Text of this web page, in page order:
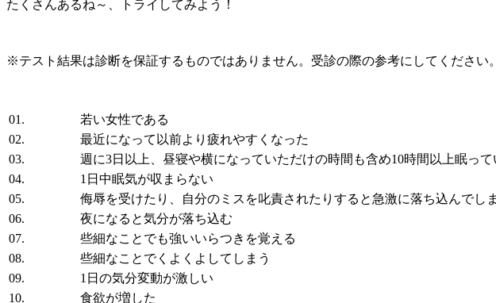
たくさんあるね～、トライしてみよう！
※テスト結果は診断を保証するものではありません。受診の際の参考にしてください。
01. 若い女性である
02.
最近になって以前より疲れやすくなった
03.
週に3日以上、昼寝や横になっていただけの時間も含め10時間以上眠って
04.
1日中眠気が収まらない
05.
侮辱を受けたり、自分のミスを叱責されたりすると急激に落ち込んでし
06.
夜になると気分が落ち込む
07.
些細なことでも強いいらつきを覚える
08.
些細なことでくよくよしてしまう
09.
1日の気分変動が激しい
10.
食欲が増した